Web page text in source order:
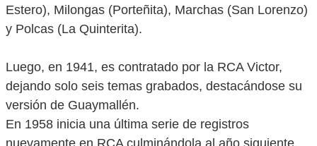
Estero), Milongas (Porteñita), Marchas (San Lorenzo)
y Polcas (La Quinterita).
Luego, en 1941, es contratado por la RCA Victor,
dejando solo seis temas grabados, destacándose su
versión de Guaymallén.
En 1958 inicia una última serie de registros
nuevamente en RCA culminándola al año siguiente.